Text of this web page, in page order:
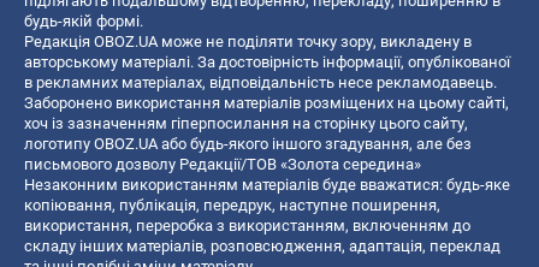
будь-якій формі.
Редакція OBOZ.UA може не поділяти точку зору, викладену в
авторському матеріалі. За достовірність інформації, опублікованої
в рекламних матеріалах, відповідальність несе рекламодавець.
Заборонено використання матеріалів розміщених на цьому сайті,
хоч із зазначенням гіперпосилання на сторінку цього сайту,
логотипу OBOZ.UA або будь-якого іншого згадування, але без
письмового дозволу Редакції/ТОВ «Золота середина»
Незаконним використанням матеріалів буде вважатися: будь-яке
копiювання, публiкацiя, передрук, наступне поширення,
використання, переробка з використанням, включенням до
складу інших матеріалів, розповсюдження, адаптація, переклад